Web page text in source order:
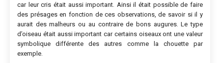
car leur cris était aussi important. Ainsi il était possible de faire
des présages en fonction de ces observations, de savoir si il y
aurait des malheurs ou au contraire de bons augures. Le type
d’oiseau était aussi important car certains oiseaux ont une valeur
symbolique différente des autres comme la chouette par
exemple.